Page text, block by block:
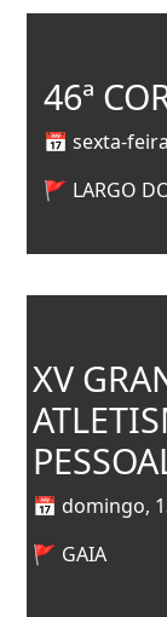
46ª
📅 sexta-
🚩 LARGO
XV
📅 domingo,
🚩 GAIA